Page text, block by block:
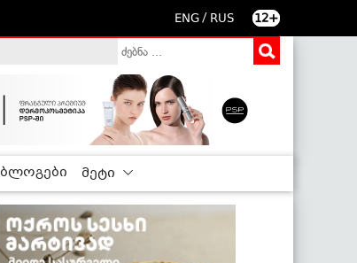
ENG / RUS 12+
ბლოგები მეტი